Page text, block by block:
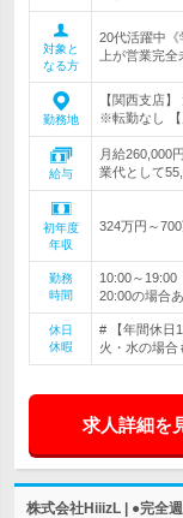
対象と
なる方
20代活躍中《
上が営業完
勤務地
【関西支店
※転勤なし 【
給与
月給260,000
業代として
初年度
年収
324万円～
勤務
時間
10:00～
20:00の場合
休日
休暇
# 【年間休日
火・水の場合
求人詳細を
株式会社HiiizL | ●完全